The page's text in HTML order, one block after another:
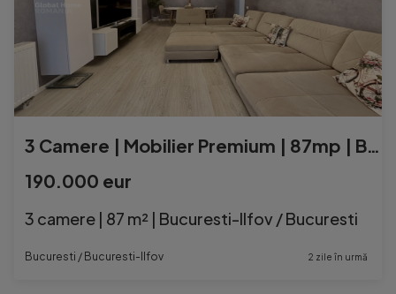
3 Camere | Mobilier Premium | 87mp | Bolat Residence - Piper
190.000 eur
3 camere | 87 m² | Bucuresti-Ilfov / Bucuresti
Bucuresti / Bucuresti-Ilfov 2 zile în urmă